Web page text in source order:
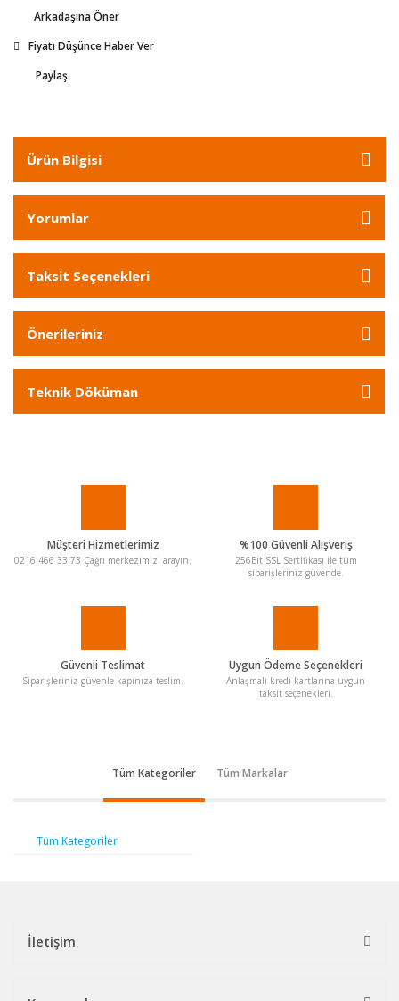
Arkadaşına Öner
Fiyatı Düşünce Haber Ver
Paylaş
Ürün Bilgisi
Yorumlar
Taksit Seçenekleri
Önerileriniz
Teknik Döküman
Müşteri Hizmetlerimiz
0216 466 33 73 Çağrı merkezimizi arayın.
%100 Güvenli Alışveriş
256Bit SSL Sertifikası ile tüm
siparişleriniz güvende.
Güvenli Teslimat
Siparişleriniz güvenle kapınıza teslim.
Uygun Ödeme Seçenekleri
Anlaşmalı kredi kartlarına uygun
taksit seçenekleri.
Tüm Kategoriler Tüm Markalar
Tüm Kategoriler
İletişim